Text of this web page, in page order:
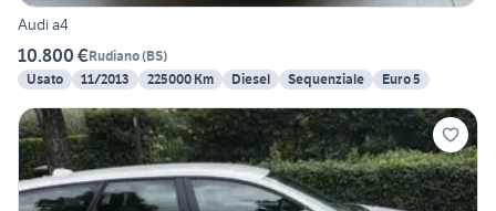
Audi a4
10.800 €Rudiano(BS)
Usato
11/2013 225000 Km Diesel Sequenziale Euro 5